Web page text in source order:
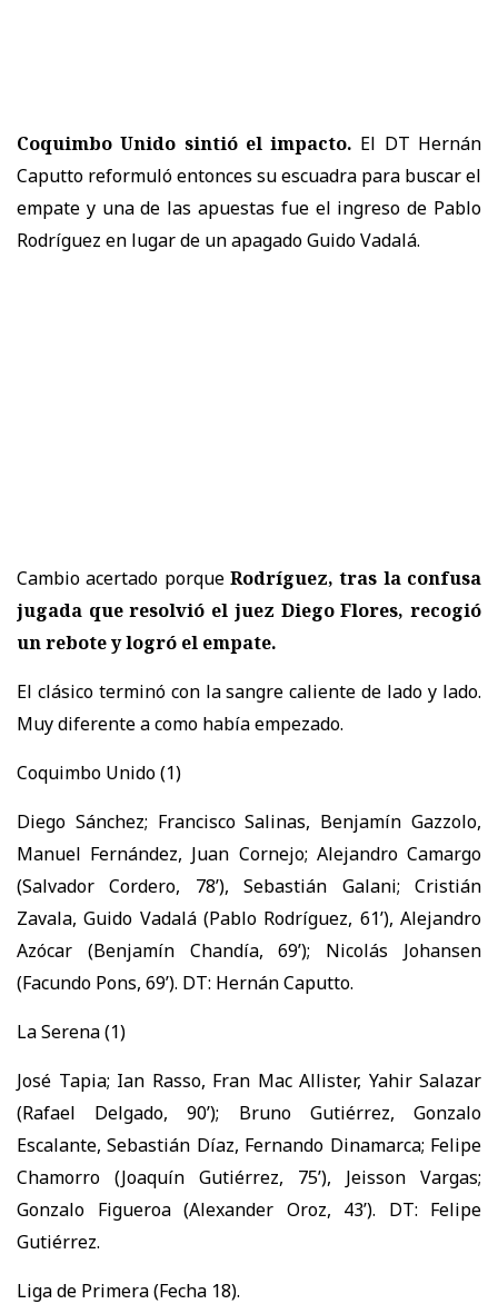
Coquimbo Unido sintió el impacto. El DT Hernán
Caputto reformuló entonces su escuadra para buscar el
empate y una de las apuestas fue el ingreso de Pablo
Rodríguez en lugar de un apagado Guido Vadalá.
Cambio acertado porque Rodríguez, tras la confusa
jugada que resolvió el juez Diego Flores, recogió
un rebote y logró el empate.
El clásico terminó con la sangre caliente de lado y lado.
Muy diferente a como había empezado.
Coquimbo Unido (1)
Diego Sánchez; Francisco Salinas, Benjamín Gazzolo,
Manuel Fernández, Juan Cornejo; Alejandro Camargo
(Salvador Cordero, 78’), Sebastián Galani; Cristián
Zavala, Guido Vadalá (Pablo Rodríguez, 61’), Alejandro
Azócar (Benjamín Chandía, 69’); Nicolás Johansen
(Facundo Pons, 69’). DT: Hernán Caputto.
La Serena (1)
José Tapia; Ian Rasso, Fran Mac Allister, Yahir Salazar
(Rafael Delgado, 90’); Bruno Gutiérrez, Gonzalo
Escalante, Sebastián Díaz, Fernando Dinamarca; Felipe
Chamorro (Joaquín Gutiérrez, 75’), Jeisson Vargas;
Gonzalo Figueroa (Alexander Oroz, 43’). DT: Felipe
Gutiérrez.
Liga de Primera (Fecha 18).